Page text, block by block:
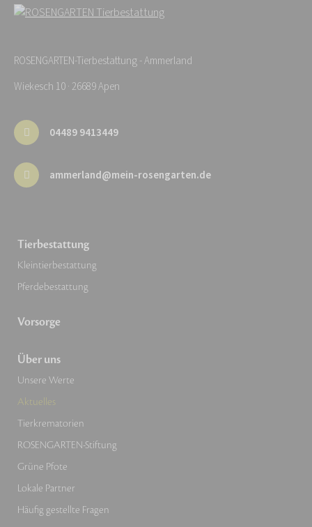
ROSENGARTEN-Tierbestattung - Ammerland
Wiekesch 10 · 26689 Apen
04489 9413449
ammerland@mein-rosengarten.de
Tierbestattung
Kleintierbestattung
Pferdebestattung
Vorsorge
Über uns
Unsere Werte
Aktuelles
Tierkrematorien
ROSENGARTEN-Stiftung
Grüne Pfote
Lokale Partner
Häufig gestellte Fragen